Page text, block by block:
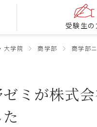
受験生の
大学院 商学部 商学部
ミが株式